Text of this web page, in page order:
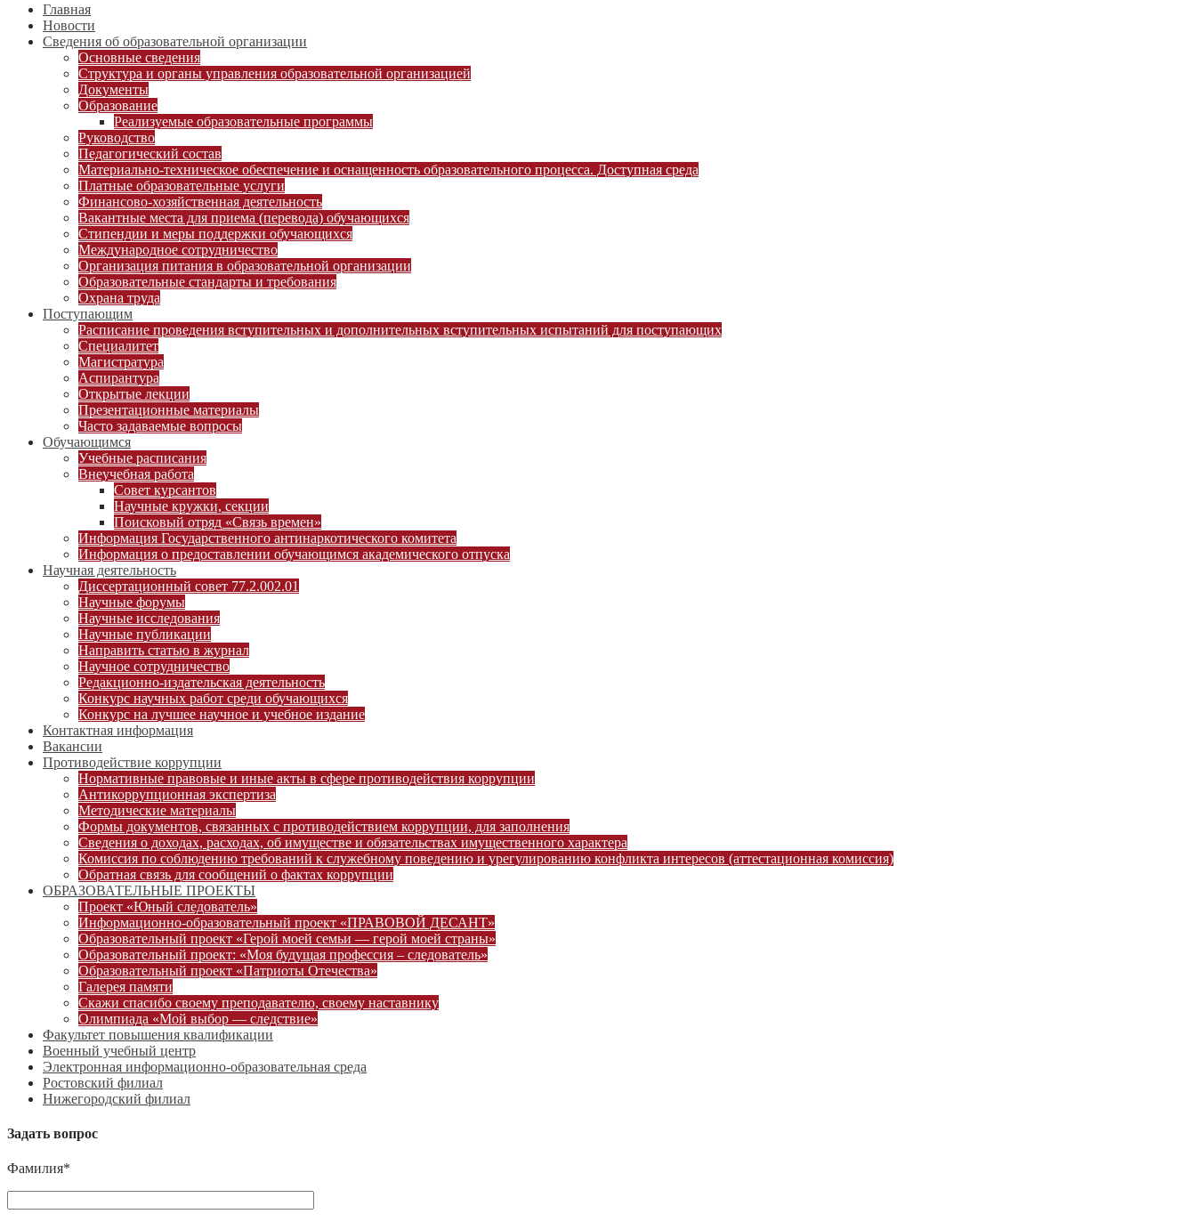
Главная
Новости
Сведения об образовательной организации
Основные сведения
Структура и органы управления образовательной организацией
Документы
Образование
Реализуемые образовательные программы
Руководство
Педагогический состав
Материально-техническое обеспечение и оснащенность образовательного процесса. Доступная среда
Платные образовательные услуги
Финансово-хозяйственная деятельность
Вакантные места для приема (перевода) обучающихся
Стипендии и меры поддержки обучающихся
Международное сотрудничество
Организация питания в образовательной организации
Образовательные стандарты и требования
Охрана труда
Поступающим
Расписание проведения вступительных и дополнительных вступительных испытаний для поступающих
Специалитет
Магистратура
Аспирантура
Открытые лекции
Презентационные материалы
Часто задаваемые вопросы
Обучающимся
Учебные расписания
Внеучебная работа
Совет курсантов
Научные кружки, секции
Поисковый отряд «Связь времен»
Информация Государственного антинаркотического комитета
Информация о предоставлении обучающимся академического отпуска
Научная деятельность
Диссертационный совет 77.2.002.01
Научные форумы
Научные исследования
Научные публикации
Направить статью в журнал
Научное сотрудничество
Редакционно-издательская деятельность
Конкурс научных работ среди обучающихся
Конкурс на лучшее научное и учебное издание
Контактная информация
Вакансии
Противодействие коррупции
Нормативные правовые и иные акты в сфере противодействия коррупции
Антикоррупционная экспертиза
Методические материалы
Формы документов, связанных с противодействием коррупции, для заполнения
Сведения о доходах, расходах, об имуществе и обязательствах имущественного характера
Комиссия по соблюдению требований к служебному поведению и урегулированию конфликта интересов (аттестационная комиссия)
Обратная связь для сообщений о фактах коррупции
ОБРАЗОВАТЕЛЬНЫЕ ПРОЕКТЫ
Проект «Юный следователь»
Информационно-образовательный проект «ПРАВОВОЙ ДЕСАНТ»
Образовательный проект «Герой моей семьи — герой моей страны»
Образовательный проект: «Моя будущая профессия – следователь»
Образовательный проект «Патриоты Отечества»
Галерея памяти
Скажи спасибо своему преподавателю, своему наставнику
Олимпиада «Мой выбор — следствие»
Факультет повышения квалификации
Военный учебный центр
Электронная информационно-образовательная среда
Ростовский филиал
Нижегородский филиал
Задать вопрос
Фамилия*